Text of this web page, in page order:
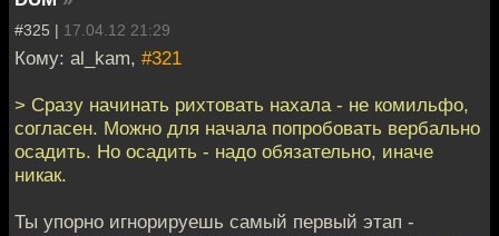
#325 | 17.04.12 21:29
Кому: al_kam, #321
> Сразу начинать рихтовать нахала - не комильфо,
согласен. Можно для начала попробовать вербально
осадить. Но осадить - надо обязательно, иначе
никак.
Ты упорно игнорируешь самый первый этап -